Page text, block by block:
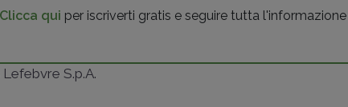
Clicca qui per iscriverti gratis e seguire tutta l'informazione
S.p.A.